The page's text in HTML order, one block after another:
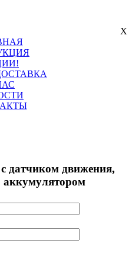
X
датчиком движения,
аккумулятором